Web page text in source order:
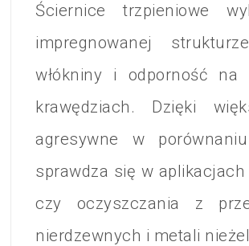
Ściernice trzpieniowe
impregnowanej
włókniny i odporność
krawędziach. Dzięki
agresywne w
sprawdza się w
czy oczyszczania z
nierdzewnych i metali